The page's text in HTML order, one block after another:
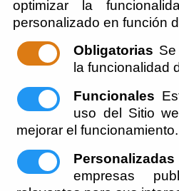
optimizar la
personalizado en función
Obligatorias
la funcionalidad
Funcionales
uso del Sitio
mejorar el funcionamiento.
Personalizadas
empresas
EXCLUIDOS PROVISIONALES CONVOCATORIA
EL SISTEMA SELECTIVO DE CONCURSO-
Y
POR EL
OPOSICIÓN